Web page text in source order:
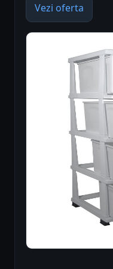
Vezi oferta